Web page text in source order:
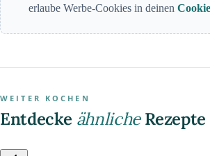
erlaube Werbe-Cookies in deinen
WEITER KOCHEN
Entdecke ähnlicheRezepte